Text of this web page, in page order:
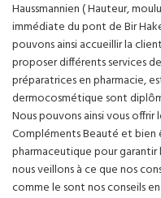
Haussmannien ( Hauteur,
immédiate du pont de Bir
pouvons ainsi accueillir la
proposer différents services
préparatrices en pharmacie,
dermocosmétique sont
Nous pouvons ainsi vous
Compléments Beauté et
pharmaceutique pour
nous veillons à ce que nos
comme le sont nos conseils